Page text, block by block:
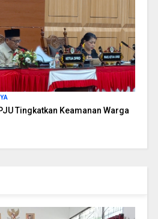
Tingkatkan Keamanan Warga